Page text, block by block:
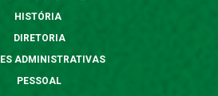
HISTÓRIA
DIRETORIA
ADMINISTRATIVAS
PESSOAL